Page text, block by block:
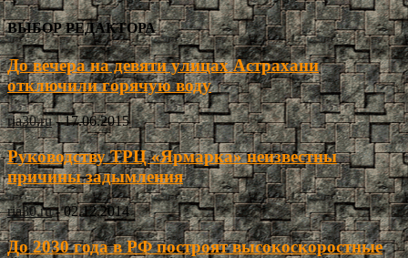
ВЫБОР РЕДАКТОРА
До вечера на девяти улицах Астрахани
отключили горячую воду
ria30.ru - 17.06.2015
Руководству ТРЦ «Ярмарка» неизвестны
причины задымления
ria30.ru - 02.12.2014
До 2030 года в РФ построят высокоскоростные